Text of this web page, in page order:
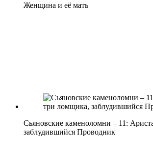
Женщина и её мать
Сьяновские каменоломни – 11:
заблудившийся Проводник